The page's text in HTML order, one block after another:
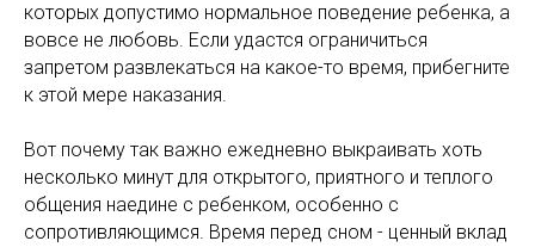
которых допустимо нормальное поведение ребенка, а
вовсе не любовь. Если удастся ограничиться
запретом развлекаться на какое-то время, прибегните
к этой мере наказания.
Вот почему так важно ежедневно выкраивать хоть
несколько минут для открытого, приятного и теплого
общения наедине с ребенком, особенно с
сопротивляющимся. Время перед сном - ценный вклад